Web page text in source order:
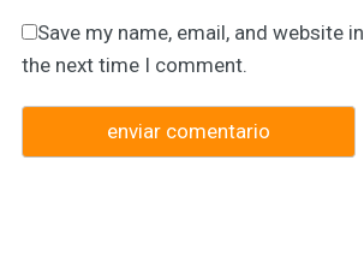
Save my name, email, and website
the next time I comment.